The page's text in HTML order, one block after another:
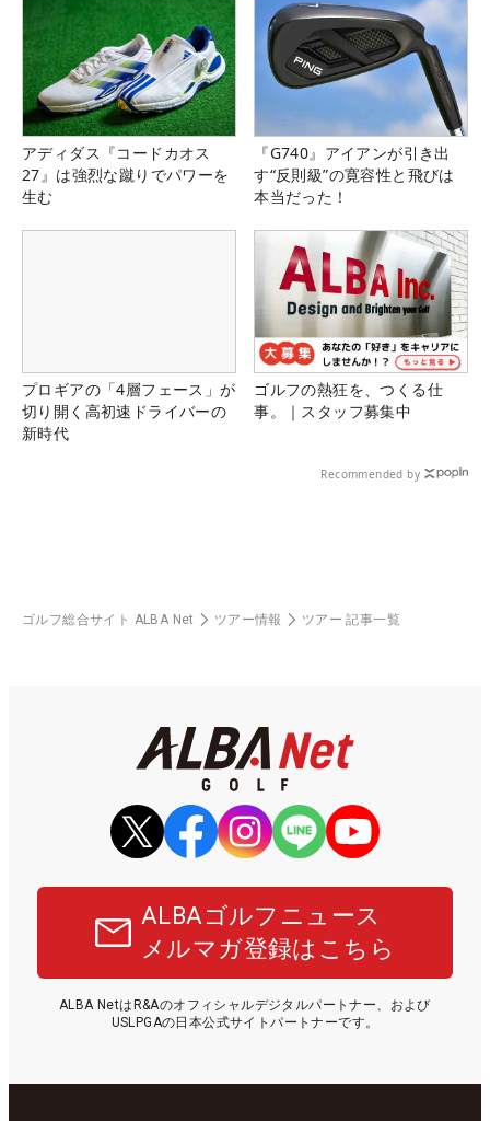
アディダス『コードカオス
27』は強烈な蹴りでパワーを
生む
『G740』アイアンが引き出
す“反則級”の寛容性と飛びは
本当だった！
プロギアの「4層フェース」が
切り開く高初速ドライバーの
新時代
ゴルフの熱狂を、つくる仕
事。｜スタッフ募集中
Recommended by
ゴルフ総合サイト ALBA Net ツアー情報 ツアー 記事一覧
ALBAゴルフニュース
メルマガ登録はこちら
ALBA NetはR&Aのオフィシャルデジタルパートナー、および
USLPGAの日本公式サイトパートナーです。